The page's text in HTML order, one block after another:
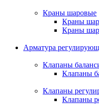
Краны шаровые
Краны
Краны
Арматура
Клапаны
Клапаны
Клапаны
Клапаны